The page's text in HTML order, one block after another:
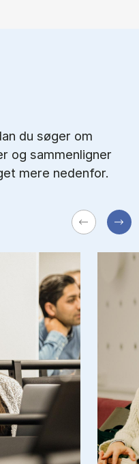
du søger om
og sammenligner
mere nedenfor.